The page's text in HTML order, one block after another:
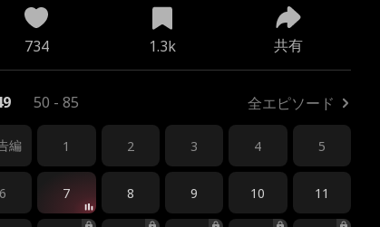
734 1.3k 共有
50 - 85 全エピソード
編 1 2 3 4 5
6 7 8 9 10 11